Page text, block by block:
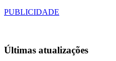
PUBLICIDADE
Últimas atualizações